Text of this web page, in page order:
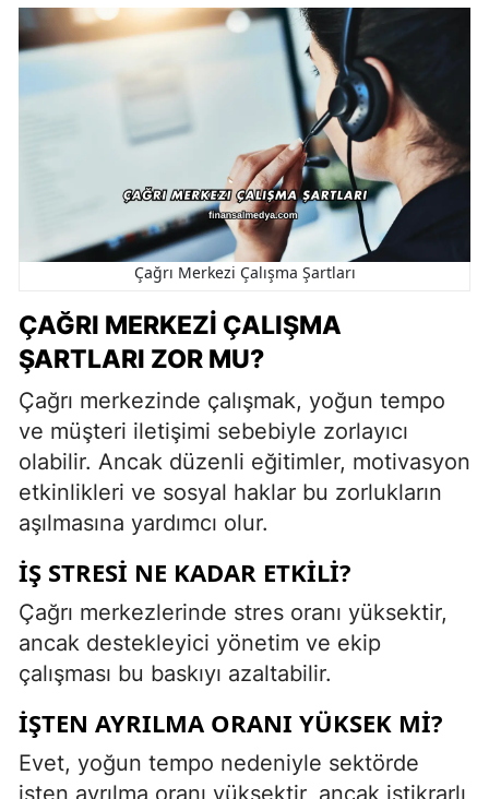
Çağrı Merkezi Çalışma Şartları
ÇAĞRI MERKEZI ÇALIŞMA
ŞARTLARI ZOR MU?
Çağrı merkezinde çalışmak, yoğun tempo
ve müşteri iletişimi sebebiyle zorlayıcı
olabilir. Ancak düzenli eğitimler, motivasyon
etkinlikleri ve sosyal haklar bu zorlukların
aşılmasına yardımcı olur.
İŞ STRESI NE KADAR ETKILI?
Çağrı merkezlerinde stres oranı yüksektir,
ancak destekleyici yönetim ve ekip
çalışması bu baskıyı azaltabilir.
İŞTEN AYRILMA ORANI YÜKSEK MI?
Evet, yoğun tempo nedeniyle sektörde
işten ayrılma oranı yüksektir, ancak istikrarlı